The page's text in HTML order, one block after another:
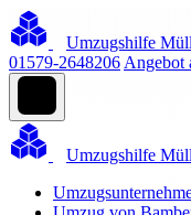
Umzugshilfe
01579-2648206 Angebot
Umzugshilfe